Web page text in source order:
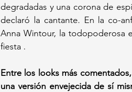
degradadas y una corona de
declaró la cantante. En la co-
Anna Wintour, la todopoderosa
fiesta .
Entre los looks más
una versión envejecida de sí